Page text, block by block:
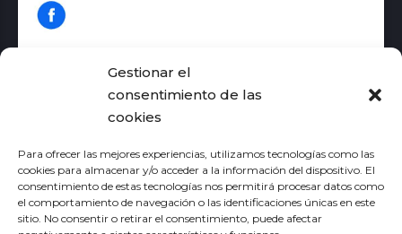
Gestionar el
consentimiento de las
cookies
Para ofrecer las mejores experiencias, utilizamos tecnologías como las
cookies para almacenar y/o acceder a la información del dispositivo. El
consentimiento de estas tecnologías nos permitirá procesar datos como
el comportamiento de navegación o las identificaciones únicas en este
sitio. No consentir o retirar el consentimiento, puede afectar
Haz clic para aceptar las cookies de